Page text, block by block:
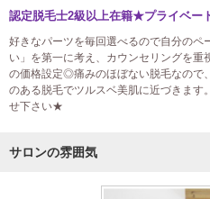
認定脱毛士2級以上在籍★プライベー
好きなパーツを毎回選べるので自分のペ
い」を第一に考え、カウンセリングを
の価格設定◎痛みのほぼない脱毛なので
のある脱毛でツルスベ美肌に近づきます
せ下さい★
サロンの雰囲気